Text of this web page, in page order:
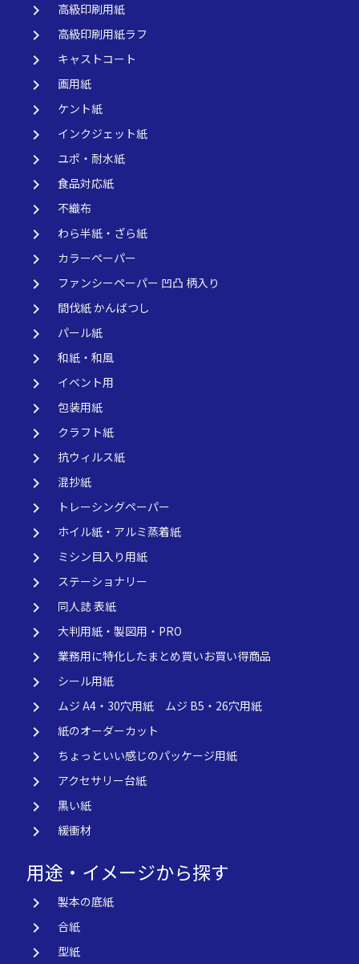
keyboard_arrow_right 高級印刷用紙
keyboard_arrow_right 高級印刷用紙ラフ
keyboard_arrow_right キャストコート
keyboard_arrow_right 画用紙
keyboard_arrow_right ケント紙
keyboard_arrow_right インクジェット紙
keyboard_arrow_right ユポ・耐水紙
keyboard_arrow_right 食品対応紙
keyboard_arrow_right 不織布
keyboard_arrow_right わら半紙・ざら紙
keyboard_arrow_right カラーペーパー
keyboard_arrow_right ファンシーペーパー 凹凸 柄入り
keyboard_arrow_right 間伐紙 かんばつし
keyboard_arrow_right パール紙
keyboard_arrow_right 和紙・和風
keyboard_arrow_right イベント用
keyboard_arrow_right 包装用紙
keyboard_arrow_right クラフト紙
keyboard_arrow_right 抗ウィルス紙
keyboard_arrow_right 混抄紙
keyboard_arrow_right トレーシングペーパー
keyboard_arrow_right ホイル紙・アルミ蒸着紙
keyboard_arrow_right ミシン目入り用紙
keyboard_arrow_right ステーショナリー
keyboard_arrow_right 同人誌 表紙
keyboard_arrow_right 大判用紙・製図用・PRO
keyboard_arrow_right 業務用に特化したまとめ買いお買い得商品
keyboard_arrow_right シール用紙
keyboard_arrow_right ムジ A4・30穴用紙 ムジ B5・26穴用紙
keyboard_arrow_right 紙のオーダーカット
keyboard_arrow_right ちょっといい感じのパッケージ用紙
keyboard_arrow_right アクセサリー台紙
keyboard_arrow_right 黒い紙
keyboard_arrow_right 緩衝材
用途・イメージから探す
keyboard_arrow_right 製本の底紙
keyboard_arrow_right 合紙
keyboard_arrow_right 型紙